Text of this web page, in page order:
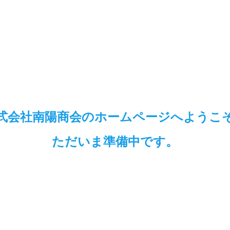
会社南陽商会のホームページへようこ
ただいま準備中です。